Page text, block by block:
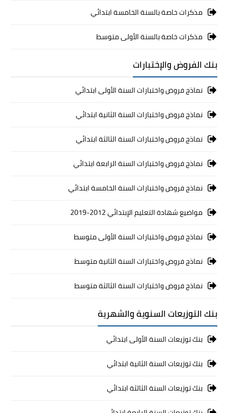
مذكرات خاصة بالسنة الخامسة ابتدائي
مذكرات خاصة بالسنة الأولى متوسط
بنك الفروض والإختبارات
نماذج فروض واختبارات السنة الأولى ابتدائي
نماذج فروض واختبارات السنة الثانية ابتدائي
نماذج فروض واختبارات السنة الثالثة ابتدائي
نماذج فروض واختبارات السنة الرابعة ابتدائي
نماذج فروض واختبارات السنة الخامسة ابتدائي
مواضيع شهادة التعليم الإبتدائي 2012-2019
نماذج فروض واختبارات السنة الأولى متوسط
نماذج فروض واختبارات السنة الثانية متوسط
نماذج فروض واختبارات السنة الثالثة متوسط
بنك التوزيعات السنوية والشهرية
بنك توزيعات السنة الأولى ابتدائي
بنك توزيعات السنة الثانية ابتدائي
بنك توزيعات السنة الثالثة ابتدائي